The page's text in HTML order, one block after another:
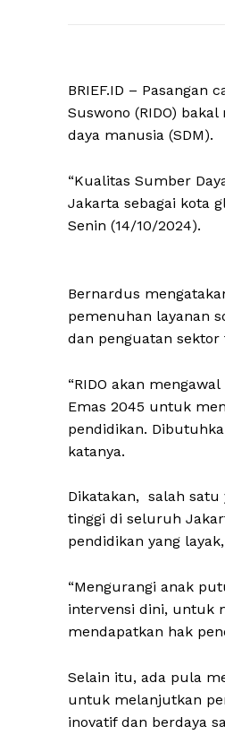
BRIEF.ID –
Suswono (RIDO)
daya manusia (SDM).
“Kualitas Sumber
Jakarta sebagai kota
Senin (14/10/2024).
Bernardus
pemenuhan layanan
dan penguatan
“RIDO akan
Emas 2045 untuk
pendidikan.
katanya.
Dikatakan, salah satu
tinggi di seluruh
pendidikan yang
“Mengurangi anak
intervensi dini, untuk
mendapatkan hak
Selain itu, ada pula
untuk melanjutkan
inovatif dan berdaya